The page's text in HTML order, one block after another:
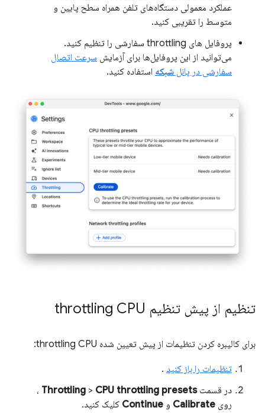
عملکرد معمولی دستگاه‌های تلفن همراه سطح پایین و
متوسط ​​را تقریبی کنید.
پروفایل های throttling سفارشی را تنظیم کنید.
می‌توانید از این پروفایل‌ها برای آزمایش سرعت اتصال
سفارشی در پانل شبکه استفاده کنید.
تنظیم از پیش تنظیم throttling CPU
برای کالیبره کردن تنظیمات از پیش تعیین شده throttling CPU:
تنظیمات را باز کنید .
در قسمت
Throttling > CPU throttling presets
،
روی Calibrate و Continue کلیک کنید.